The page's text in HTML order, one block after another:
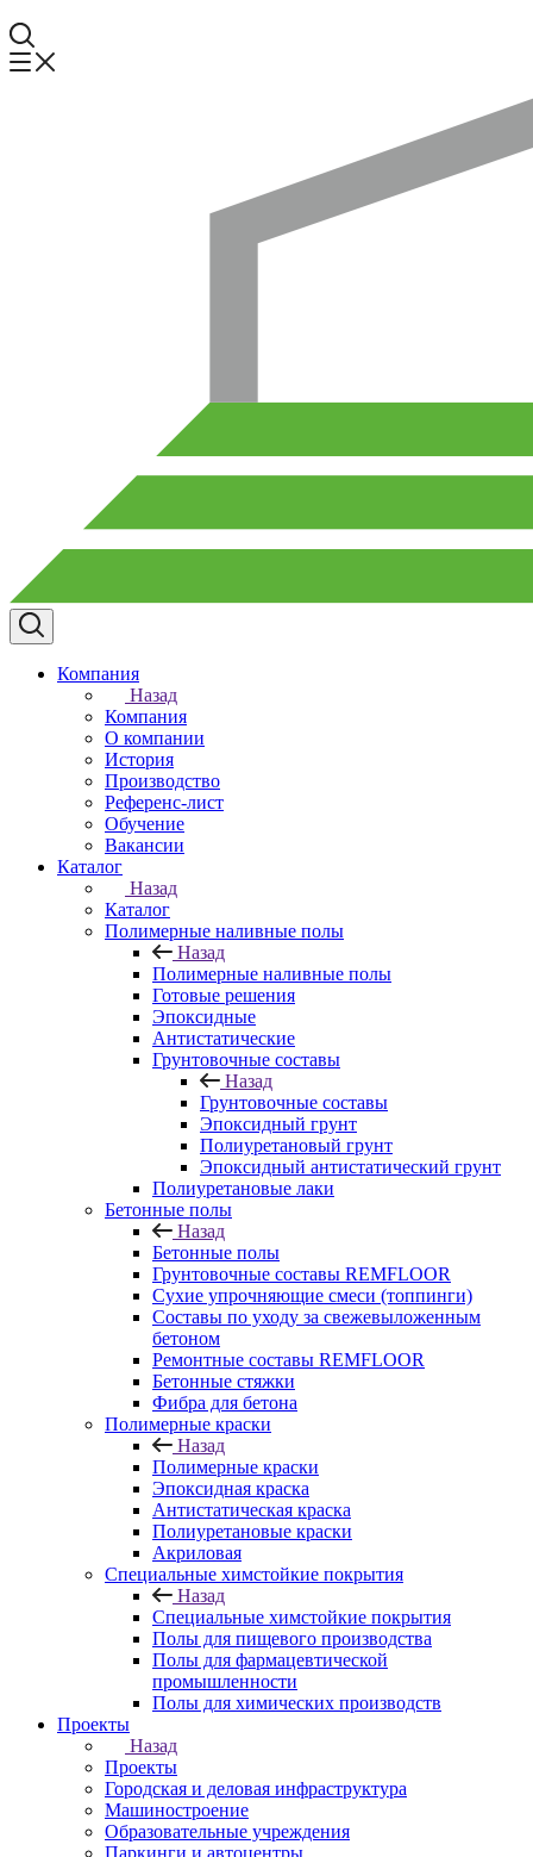
Компания
Назад
Компания
О компании
История
Производство
Референс-лист
Обучение
Вакансии
Каталог
Назад
Каталог
Полимерные наливные полы
Назад
Полимерные наливные полы
Готовые решения
Эпоксидные
Антистатические
Грунтовочные составы
Назад
Грунтовочные составы
Эпоксидный грунт
Полиуретановый грунт
Эпоксидный антистатический грунт
Полиуретановые лаки
Бетонные полы
Назад
Бетонные полы
Грунтовочные составы REMFLOOR
Сухие упрочняющие смеси (топпинги)
Составы по уходу за свежевыложенным
бетоном
Ремонтные составы REMFLOOR
Бетонные стяжки
Фибра для бетона
Полимерные краски
Назад
Полимерные краски
Эпоксидная краска
Антистатическая краска
Полиуретановые краски
Акриловая
Специальные химстойкие покрытия
Назад
Специальные химстойкие покрытия
Полы для пищевого производства
Полы для фармацевтической
промышленности
Полы для химических производств
Проекты
Назад
Проекты
Городская и деловая инфраструктура
Машиностроение
Образовательные учреждения
Паркинги и автоцентры